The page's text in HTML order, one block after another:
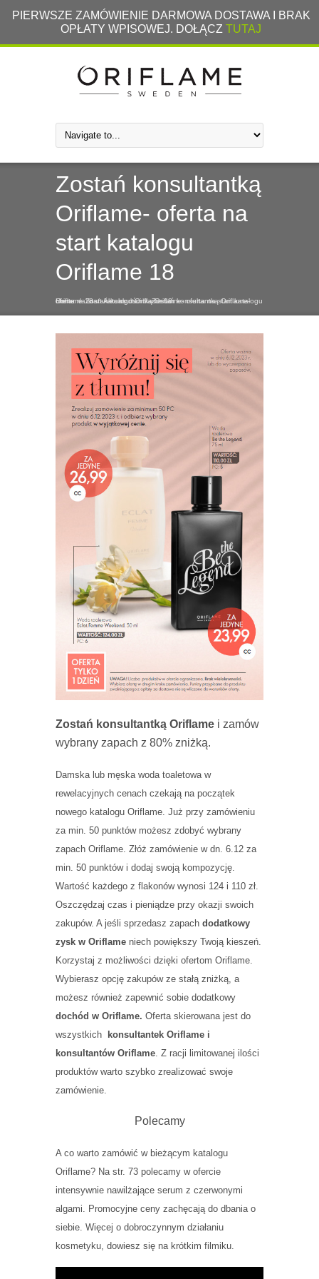
PIERWSZE ZAMÓWIENIE DARMOWA DOSTAWA I BRAK
OPŁATY WPISOWEJ. DOŁĄCZ TUTAJ
Zostań konsultantką
Oriflame- oferta na
start katalogu
Oriflame 18
Home /
Zostań konsultantką Oriflame- oferta na start katalogu Oriflame 18 /Aktualności /
Zostań konsultantką Oriflame- oferta na start katalogu Oriflame 18
Zostań konsultantką Oriflame i zamów
wybrany zapach z 80% zniżką.
Damska lub męska woda toaletowa w
rewelacyjnych cenach czekają na początek
nowego katalogu Oriflame. Już przy zamówieniu
za min. 50 punktów możesz zdobyć wybrany
zapach Oriflame. Złóż zamówienie w dn. 6.12 za
min. 50 punktów i dodaj swoją kompozycję.
Wartość każdego z flakonów wynosi 124 i 110 zł.
Oszczędzaj czas i pieniądze przy okazji swoich
zakupów. A jeśli sprzedasz zapach dodatkowy
zysk w Oriflame niech powiększy Twoją kieszeń.
Korzystaj z możliwości dzięki ofertom Oriflame.
Wybierasz opcję zakupów ze stałą zniżką, a
możesz również zapewnić sobie dodatkowy
dochód w Oriflame. Oferta skierowana jest do
wszystkich
konsultantek Oriflame i
konsultantów Oriflame . Z racji limitowanej ilości
produktów warto szybko zrealizować swoje
zamówienie.
Polecamy
A co warto zamówić w bieżącym katalogu
Oriflame? Na str. 73 polecamy w ofercie
intensywnie nawilżające serum z czerwonymi
algami. Promocyjne ceny zachęcają do dbania o
siebie. Więcej o dobroczynnym działaniu
kosmetyku, dowiesz się na krótkim filmiku.